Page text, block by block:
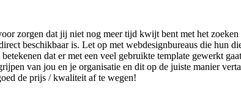
zorgen dat jij niet nog meer tijd kwijt bent met het
beschikbaar is. Let op met webdesignbureaus die hun
dat er met een veel gebruikte template gewerkt
van jou en je organisatie en dit op de juiste manier
de prijs / kwaliteit af te wegen!